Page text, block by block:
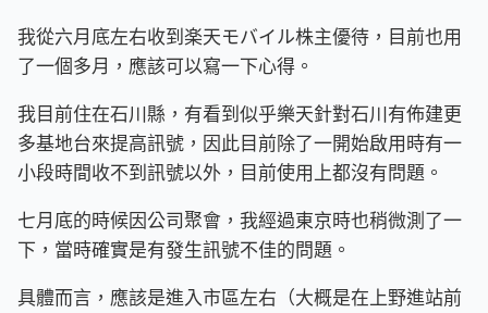
我從六月底左右收到楽天モバイル株主優待，目前也用
了一個多月，應該可以寫一下心得。
我目前住在石川縣，有看到似乎樂天針對石川有佈建更
多基地台來提高訊號，因此目前除了一開始啟用時有一
小段時間收不到訊號以外，目前使用上都沒有問題。
七月底的時候因公司聚會，我經過東京時也稍微測了一
下，當時確實是有發生訊號不佳的問題。
具體而言，應該是進入市區左右（大概是在上野進站前